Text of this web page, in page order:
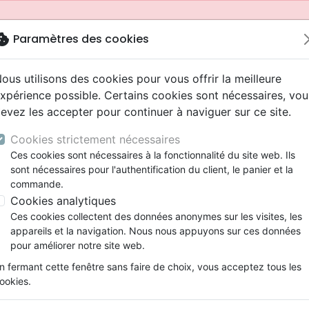
Nouveautés
Testaments
Etude biblique
Segond
Darby
Bandes dessinées
Souffrance, Relation d'aide
Ethique, société, politique
ans
Adolescents, jeunes
Latino, Folk
Soul
Rap, Hip-hop
Louange, Adoration
Pop, Rock
animés
conférences
Films, fiction
Jeux
Papeterie
depuis votre pays (United States).
Das Land des Buches erleben - Eine faszinierende
Paramètres des cookies
utilisons des cookies pour vous offrir la meilleure
possible. Certains cookies sont nécessaires,
les accepter pour continuer à naviguer sur ce site.
Cookies strictement nécessaires
Ces cookies sont nécessaires à la fonctionnalité du site web. Ils
sont nécessaires pour l'authentification du client, le panier et la
commande.
Cookies analytiques
Ces cookies collectent des données anonymes sur les visites, les
appareils et la navigation. Nous nous appuyons sur ces données
pour améliorer notre site web.
fermant cette fenêtre sans faire de choix, vous acceptez tous les